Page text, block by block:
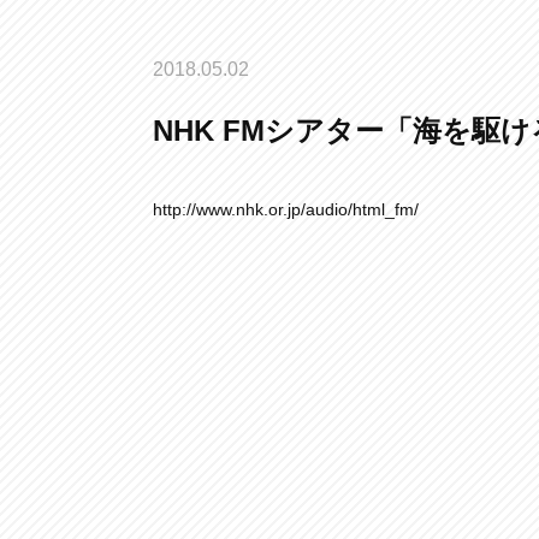
2018.05.02
NHK FMシアター「海を駆け
http://www.nhk.or.jp/audio/html_fm/